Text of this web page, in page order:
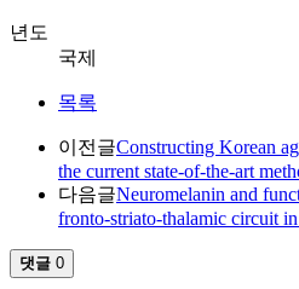
년도
국제
목록
이전글Constructing Korean
the current state-of-the-art
다음글Neuromelanin and
fronto-striato-thalamic circuit
댓글 0